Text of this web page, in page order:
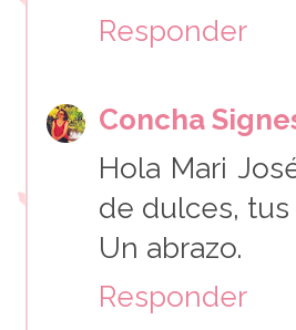
Responder
Concha
Hola Mari
de dulces,
Un abrazo.
Responder